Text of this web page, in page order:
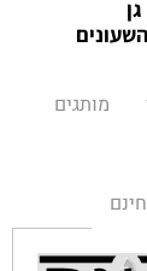
עונים
מותגים